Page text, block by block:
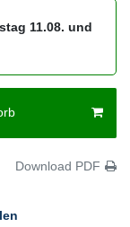
11.08. und
Download PDF